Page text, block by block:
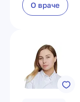
О враче